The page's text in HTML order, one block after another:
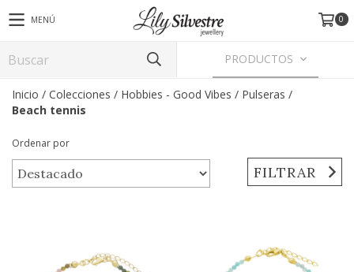
MENÚ 0
PRODUCTOS
Inicio / Colecciones / Hobbies - Good Vibes / Pulseras /
Beach tennis
Ordenar por
FILTRAR